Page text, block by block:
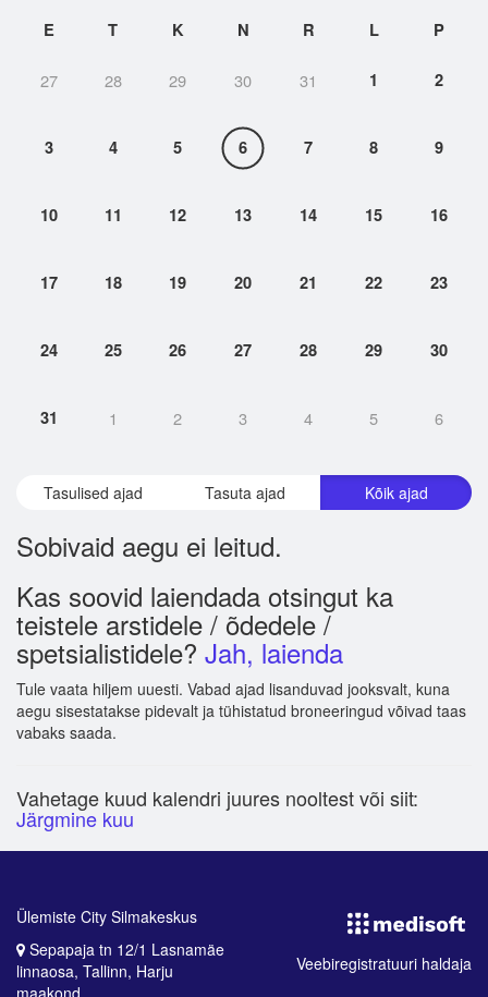
E T K N R L P
27 28 29 30 31 1 2
3 4 5 6 7 8 9
10 11 12 13 14 15 16
17 18 19 20 21 22 23
24 25 26 27 28 29 30
31 1 2 3 4 5 6
Tasulised ajad Tasuta ajad Kõik ajad
Sobivaid aegu ei leitud.
Kas soovid laiendada otsingut ka
teistele arstidele / õdedele /
spetsialistidele? Jah, laienda
Tule vaata hiljem uuesti. Vabad ajad lisanduvad jooksvalt, kuna
aegu sisestatakse pidevalt ja tühistatud broneeringud võivad taas
vabaks saada.
Vahetage kuud kalendri juures nooltest või siit:
Järgmine kuu
Ülemiste City Silmakeskus
Sepapaja tn 12/1 Lasnamäe
linnaosa, Tallinn, Harju
maakond
Veebiregistratuuri haldaja